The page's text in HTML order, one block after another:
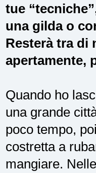
tue
una gilda o
Resterà tra di
apertamente,
Quando ho
una grande
poco tempo,
costretta a
mangiare.